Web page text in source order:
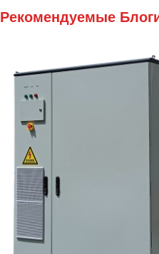
Рекомендуемые